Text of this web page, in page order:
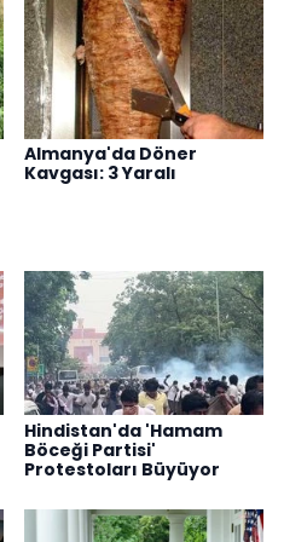
Almanya'da Döner
Kavgası: 3 Yaralı
Hindistan'da 'Hamam
Böceği Partisi'
Protestoları Büyüyor